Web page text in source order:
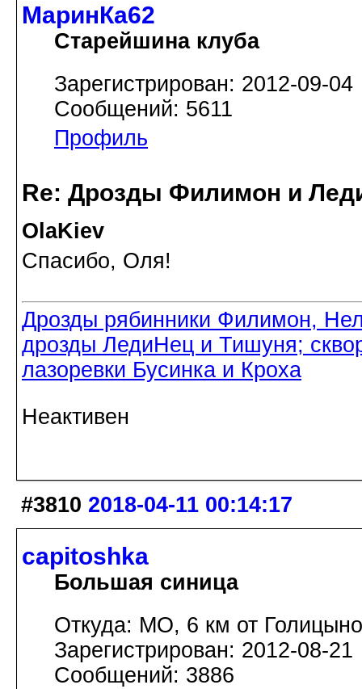
МаринКа62
Старейшина клуба
Зарегистрирован: 2012-09-04
Сообщений: 5611
Профиль
Re: Дрозды Филимон и
OlaKiev
Спасибо, Оля!
Дрозды рябинники Филимон,
дрозды ЛедиНец и Тишуня;
лазоревки Бусинка и Кроха
Неактивен
#3810 2018-04-11 00:14:17
capitoshka
Большая синица
Откуда: МО, 6 км от Голицыно
Зарегистрирован: 2012-08-21
Сообщений: 3886